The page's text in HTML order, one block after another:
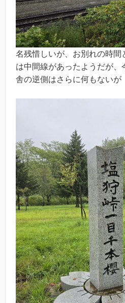
名残惜しいが、お別れの時間
は中間線があったようだが、
舎の逆側はさらに何もないが